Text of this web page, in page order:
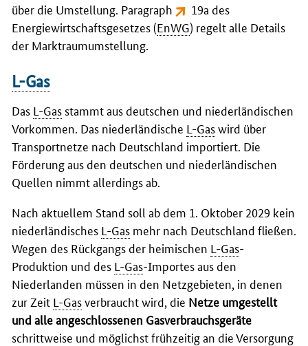
über die Umstellung. Paragraph
19a des
Energiewirtschaftsgesetzes(EnWG) regelt alle Details
der Marktraumumstellung.
L-Gas
Das L-Gasstammt aus deutschen und niederländischen
Vorkommen. Das niederländische L-Gaswird über
Transportnetze nach Deutschland importiert. Die
Förderung aus den deutschen und niederländischen
Quellen nimmt allerdings ab.
Nach aktuellem Stand soll ab dem 1. Oktober 2029 kein
niederländisches L-Gas mehr nach Deutschland fließen.
Wegen des Rückgangs der heimischen L-Gas-
Produktion und des L-Gas-Importes aus den
Niederlanden müssen in den Netzgebieten, in denen
zur Zeit L-Gasverbraucht wird, die Netze umgestellt
und alle angeschlossenen Gasverbrauchsgeräte
schrittweise und möglichst frühzeitig an die Versorgung